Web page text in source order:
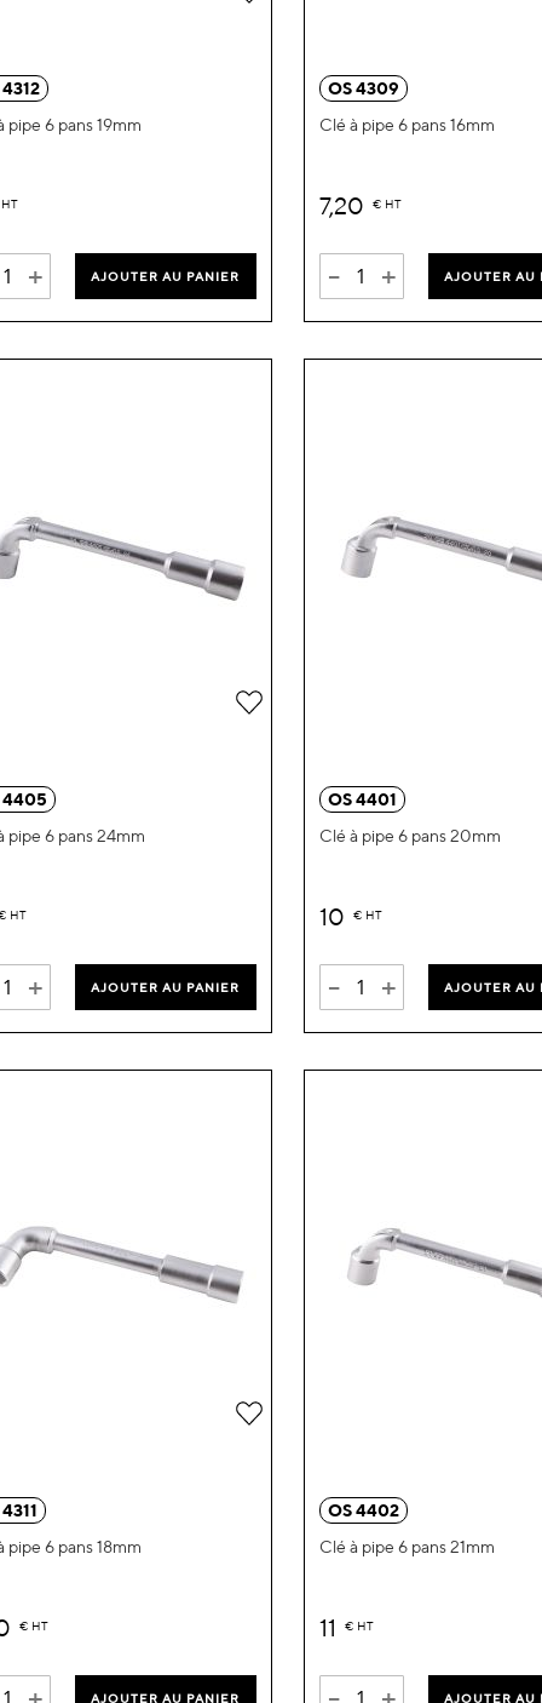
pipe 6 pans 19mm
HT
+ AJOUTER AU PANIER
OS 4309
Clé à pipe 6 pans 16mm
7,20 € HT
- + AJOUTER AU
4405
pipe 6 pans 24mm
HT
+ AJOUTER AU PANIER
Ajouter
OS 4401
Clé à pipe 6 pans 20mm
10 € HT
- + AJOUTER AU
pipe 6 pans 18mm
€ HT
AJOUTER AU PANIER
Ajouter
OS 4402
Clé à pipe 6 pans 21mm
11 € HT
AJOUTER AU